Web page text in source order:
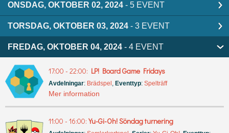
ONSDAG, OKTOBER 02, 2024 - 5 EVENT
TORSDAG, OKTOBER 03, 2024 - 3 EVENT
FREDAG, OKTOBER 04, 2024 - 4 EVENT
17:00 - 22:00: LP! Board Game Fridays
Avdelningar: Brädspel Eventtyp: Spelträff
Mer information
11:00 - 16:00: Yu-Gi-Oh! Söndag turnering